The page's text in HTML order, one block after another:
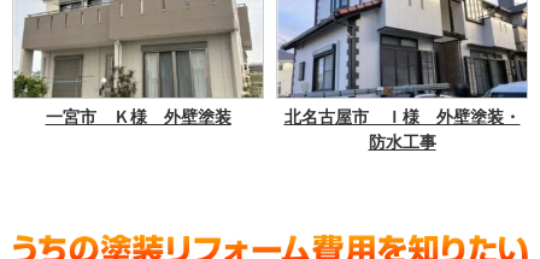
一宮市 Ｋ様 外壁塗装
北名古屋市 Ｉ様 外壁塗装・
防水工事